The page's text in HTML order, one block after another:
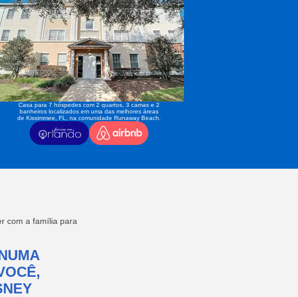
Casa para 7 hóspedes com 2 quartos, 3 camas e 2
banheiros localizados em uma das melhores áreas
de Kissimmee, FL, na comunidade Runaway Beach.
com a família para